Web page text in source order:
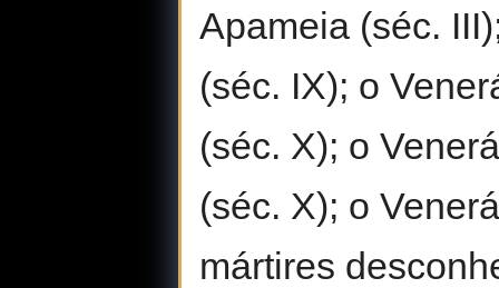
Apameia (séc.
(séc. IX); o
(séc. X); o
(séc. X); o
mártires